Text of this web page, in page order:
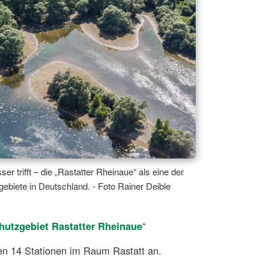
trifft – die „Rastatter Rheinaue“ als eine der
in Deutschland. - Foto Rainer Deible
Rastatter Rheinaue“
14 Stationen im Raum Rastatt an.